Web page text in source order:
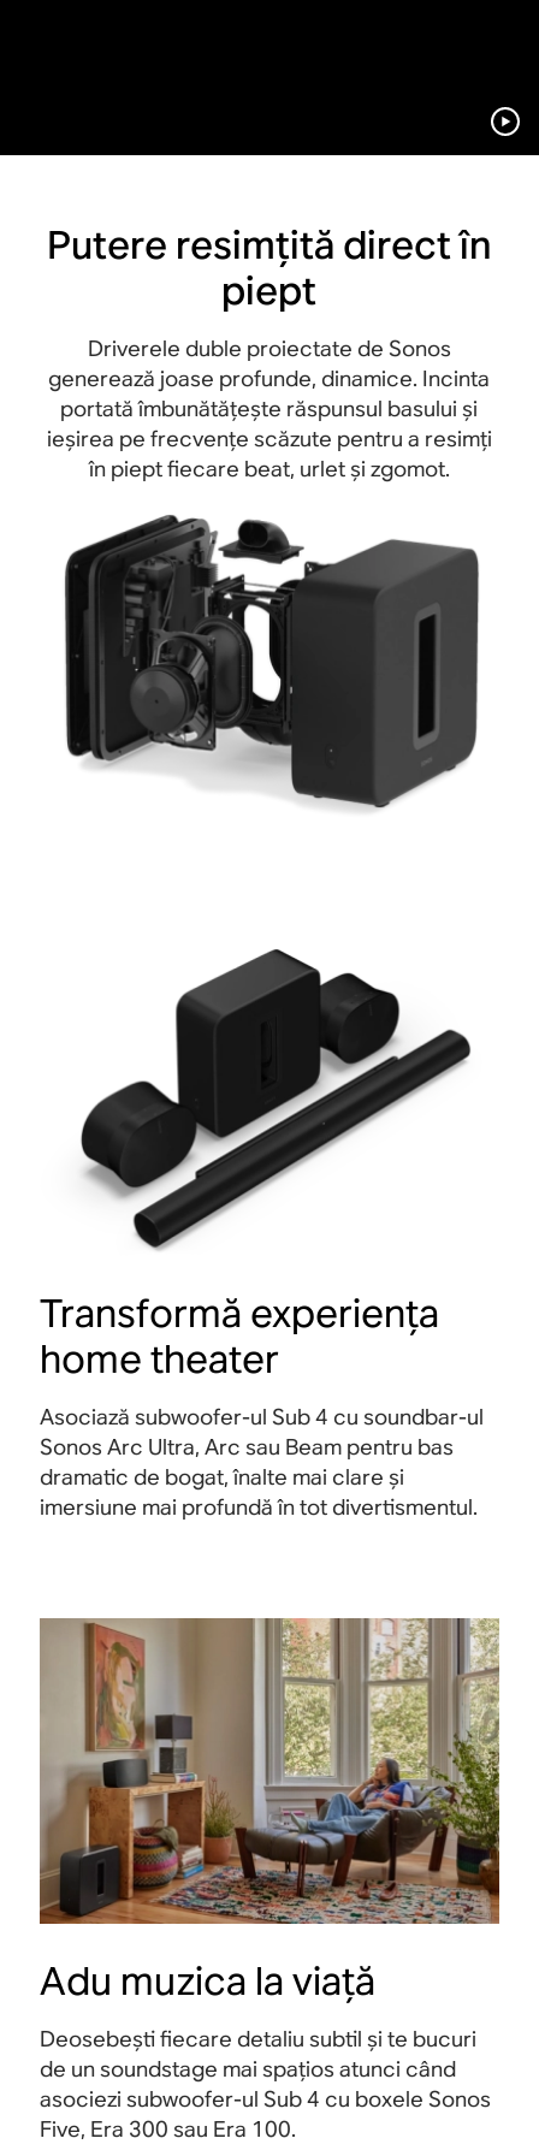
Putere resimțită direct în
piept
Driverele duble proiectate de Sonos
generează joase profunde, dinamice. Incinta
portată îmbunătățește răspunsul basului și
ieșirea pe frecvențe scăzute pentru a resimți
în piept fiecare beat, urlet și zgomot.
Transformă experiența
home theater
Asociază subwoofer-ul Sub 4 cu soundbar-ul
Sonos Arc Ultra, Arc sau Beam pentru bas
dramatic de bogat, înalte mai clare și
imersiune mai profundă în tot divertismentul.
Adu muzica la viață
Deosebești fiecare detaliu subtil și te bucuri
de un soundstage mai spațios atunci când
asociezi subwoofer-ul Sub 4 cu boxele Sonos
Five, Era 300 sau Era 100.